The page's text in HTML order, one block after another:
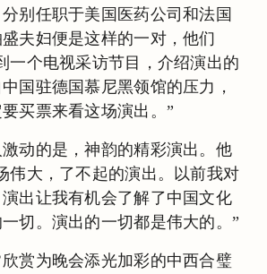
别任职于美国医药公司和法国
夫妇便是这样的一对，他们
一个电视采访节目，介绍演出的
国驻德国慕尼黑领馆的压力，
买票来看这场演出。”
动的是，神韵的精彩演出。他
伟大，了不起的演出。以前我对
出让我有机会了解了中国文化
切。演出的一切都是伟大的。”
赏为晚会添光加彩的中西合璧